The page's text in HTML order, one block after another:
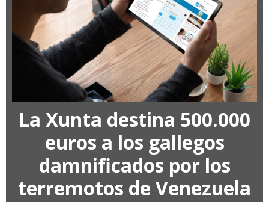
La Xunta destina 500.000
euros a los gallegos
damnificados por los
terremotos de Venezuela